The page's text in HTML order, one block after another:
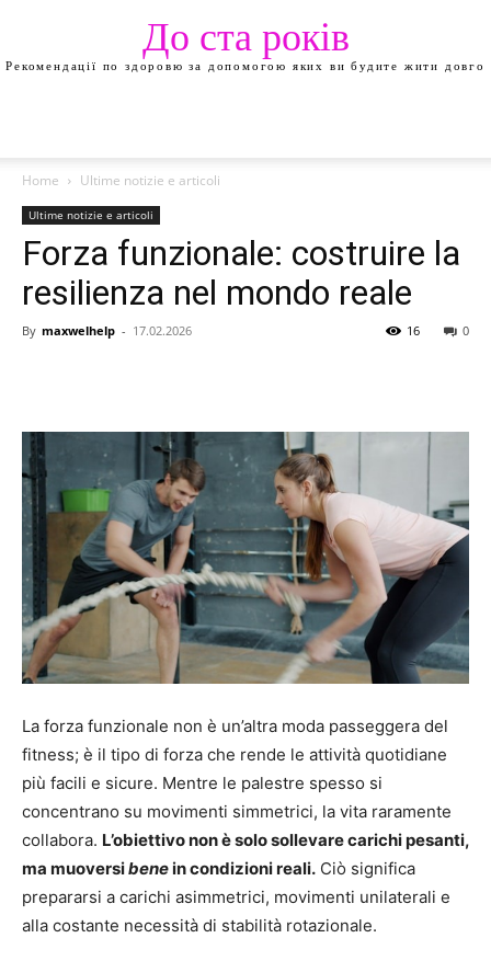
До ста років
Рекомендації по здоровю за допомогою яких ви будите жити довго
Home Ultime notizie e articoli
Ultime notizie e articoli
Forza funzionale: costruire la
resilienza nel mondo reale
By maxwelhelp - 17.02.2026 0
16
La forza funzionale non è un’altra moda passeggera del
fitness; è il tipo di forza che rende le attività quotidiane
più facili e sicure. Mentre le palestre spesso si
concentrano su movimenti simmetrici, la vita raramente
collabora. L’obiettivo non è solo sollevare carichi pesanti,
ma muoversibenein condizioni reali. Ciò significa
prepararsi a carichi asimmetrici, movimenti unilaterali e
alla costante necessità di stabilità rotazionale.